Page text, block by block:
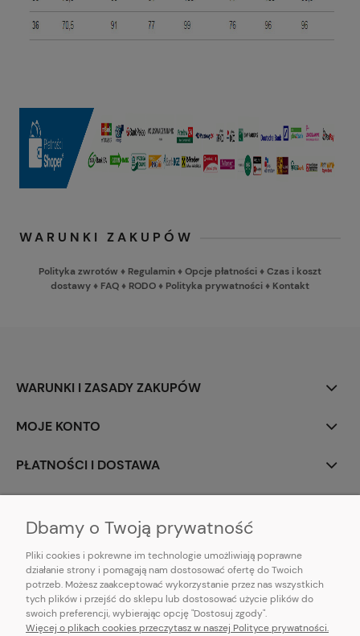
WARUNKI ZAKUPÓW
Polityka zwrotów ♦ Regulamin♦Opcje płatności♦Czas i koszt
dostawy♦ FAQ♦ RODO♦ Polityka prywatności♦ Kontakt
WARUNKI I ZASADY ZAKUPÓW
MOJE KONTO
PŁATNOŚCI I DOSTAWA
E-mail:pl101sukienek@gmail.com
101sukienek.pl
ul. Piotrkowska 317/11, Łódź 93-035, woj. łódzkie
Dbamy o Twoją prywatność
Pliki cookies i pokrewne im technologie umożliwiają poprawne
działanie strony i pomagają nam dostosować ofertę do Twoich
potrzeb. Możesz zaakceptować wykorzystanie przez nas wszystkich
tych plików i przejść do sklepu lub dostosować użycie plików do
swoich preferencji, wybierając opcję "Dostosuj zgody".
Więcej o plikach cookies przeczytasz w naszej Polityce prywatności.